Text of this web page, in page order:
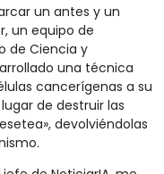
un antes y un
un equipo de
de Ciencia y
una técnica
cancerígenas a su
de destruir las
devolviéndolas